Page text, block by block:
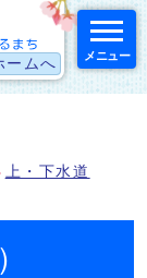
ームへ メニュー
上・下水道